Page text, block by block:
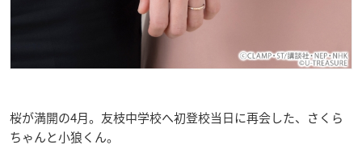
桜が満開の4月。友枝中学校へ初登校当日に再会した、さくら
ちゃんと小狼くん。